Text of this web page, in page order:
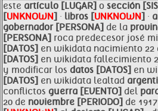
este artículo [LUGAR] o sección
[UNKNOWN] · libros [UNKNOWN] ·
gobernador [PERSONA] de la
[PERSONA] roca predecesor josé
[DATOS] en wikidata nacimiento 22
[DATOS] en wikidata fallecimiento
y modificar los datos [DATOS] en
[DATOS] en wikidata lealtad
conflictos guerra [EVENTO] del
20 de noviembre [PERIODO] de